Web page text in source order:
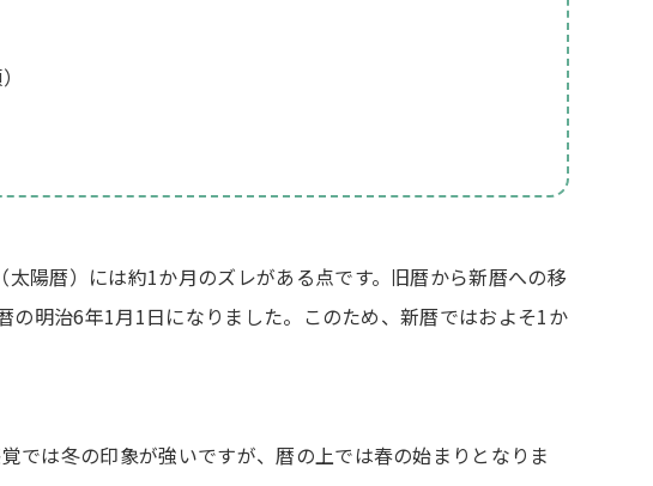
陽暦）には約1か月のズレがある点です。旧暦から新暦への移
の明治6年1月1日になりました。このため、新暦ではおよそ1か
では冬の印象が強いですが、暦の上では春の始まりとなりま